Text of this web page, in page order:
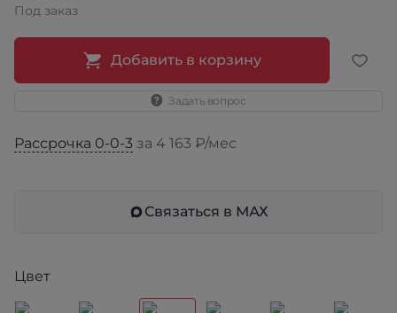
Под заказ
Добавить в корзину
Задать вопрос
Рассрочка 0-0-3 за 4 163 ₽/мес
Связаться в МАХ
Цвет